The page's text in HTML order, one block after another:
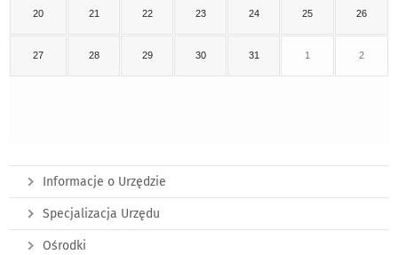
20 21 22 23 24 25 26
27 28 29 30 31 1 2
Informacje o Urzędzie
Specjalizacja Urzędu
Ośrodki